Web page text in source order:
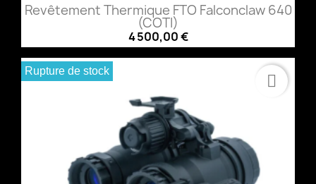
Revêtement Thermique FTO Falconclaw 640
(COTI)
4 500,00 €
Rupture de stock